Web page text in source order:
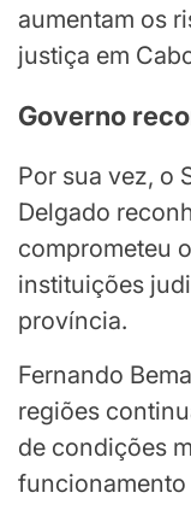
aumentam os
justiça em
Governo
Por sua vez, o
Delgado
comprometeu
instituições
província.
Fernando
regiões
de condições